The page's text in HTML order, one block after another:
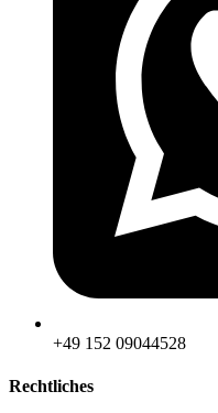
‪+49 152 09044528
Rechtliches